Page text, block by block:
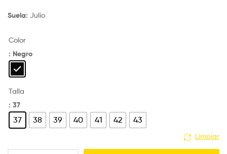
Suela: Julio
Color
: Negro
Talla
: 37
37 38 39 40 41 42 43
Limpiar